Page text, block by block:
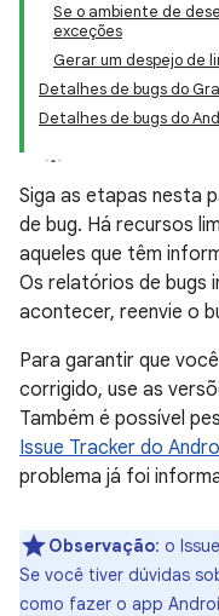
Se o ambiente de
exceções
Gerar um despejo de
Detalhes de bugs do
Detalhes de bugs do
Siga as etapas nesta
de bug. Há recursos
aqueles que têm
Os relatórios de bugs
acontecer, reenvie o
Para garantir que
corrigido, use as
Também é possível
Issue Tracker do
problema já foi
Observação: o
Se você tiver dúvidas
como fazer o app